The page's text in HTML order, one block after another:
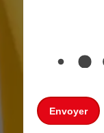
Envoyer